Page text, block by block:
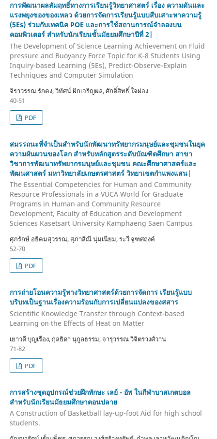
การพัฒนาผลสัมฤทธิ์ทางการเรียนรู้วิทยาศาสตร์ เรื่อง ความดันและ
แรงพยุงของของเหลว ด้วยการจัดการเรียนรู้แบบสืบเสาะหาความรู้
(5Es) ร่วมกับเทคนิค POE และการใช้สถานการณ์จำลองบน
คอมพิวเตอร์ สำหรับนักเรียนชั้นมัธยมศึกษาปีที่ 2|
The Development of Science Learning Achievement on Fluid
pressure and Buoyancy Force Topic for K-8 Students Using
Inquiry-based Learning (5Es), Predict-Observe-Explain
Techniques and Computer Simulation
จิราวรรณ รักคง, วิทัศน์ ฝักเจริญผล, ศักดิ์สิทธิ์ ใจผ่อง
40-51
PDF
สมรรถนะที่จำเป็นสำหรับนักพัฒนาทรัพยากรมนุษย์และชุมชนในยุค
ความผันผวนของโลก สำหรับหลักสูตรระดับบัณฑิตศึกษา สาขา
วิชาการพัฒนาทรัพยากรมนุษย์และชุมชน คณะศึกษาศาสตร์และ
พัฒนศาสตร์ มหาวิทยาลัยเกษตรศาสตร์ วิทยาเขตกำแพงแสน|
The Essential Competencies for Human and Community
Resource Professionals in a VUCA World for Graduate
Programs in Human and Community Resource
Development, Faculty of Education and Development
Sciences Kasetsart University Kamphaeng Saen Campus
ศุภรักษ์ อธิคมสุวรรณ, สุภาสิณี นุ่มเนียม, ระวี จูฑศฤงค์
52-70
PDF
การถ่ายโอนความรู้ทางวิทยาศาสตร์ด้วยการจัดการ เรียนรู้แบบ
บริบทเป็นฐานเรื่องความร้อนกับการเปลี่ยนแปลงของสสาร
Scientific Knowledge Transfer through Context-based
Learning on the Effects of Heat on Matter
เยาวดี บุญเรือง, กุลธิดา นุกูลธรรม, จารุวรรณ วิจิตรวงศ์วาน
71-82
PDF
การสร้างชุดอุปกรณ์ช่วยฝึกทักษะ เลย์ - อัพ ในกีฬาบาสเกตบอล
สำหรับนักเรียนมัธยมศึกษาตอนปลาย
A Construction of Basketball lay-up-foot Aid for high school
students.